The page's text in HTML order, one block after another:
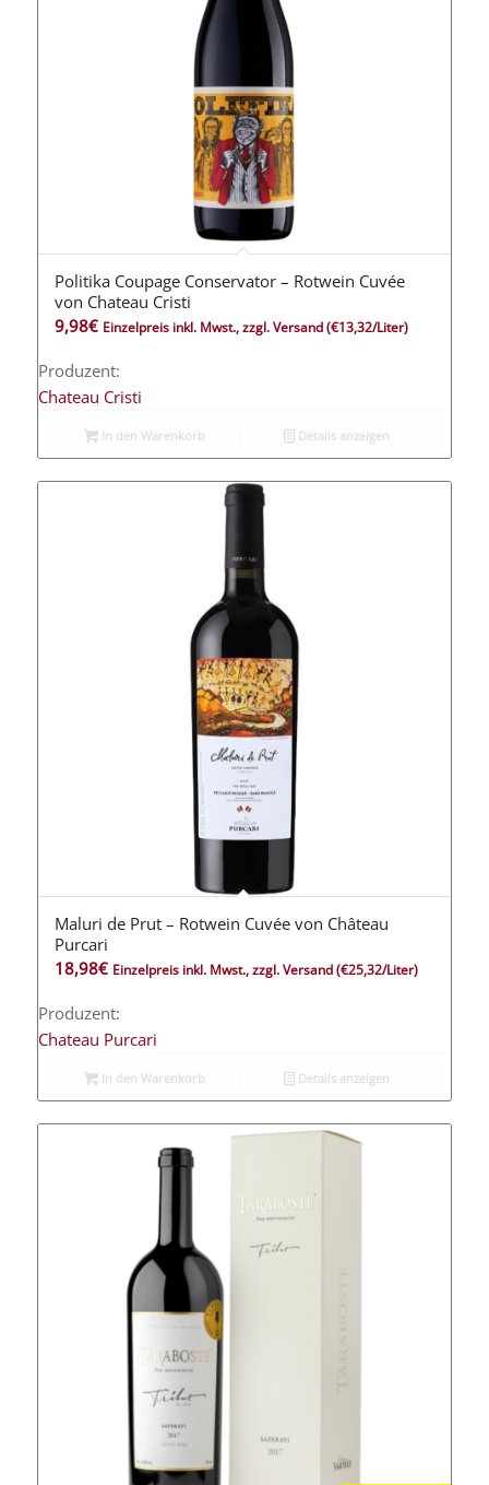
Politika Coupage Conservator – Rotwein Cuvée
von Chateau Cristi
9,98€ Einzelpreis inkl. Mwst., zzgl. Versand(€13,32/Liter)
Produzent:
Chateau Cristi
In den Warenkorb Details anzeigen
Maluri de Prut – Rotwein Cuvée von Château
Purcari
18,98€ Einzelpreis inkl. Mwst., zzgl. Versand(€25,32/Liter)
Produzent:
Chateau Purcari
In den Warenkorb Details anzeigen